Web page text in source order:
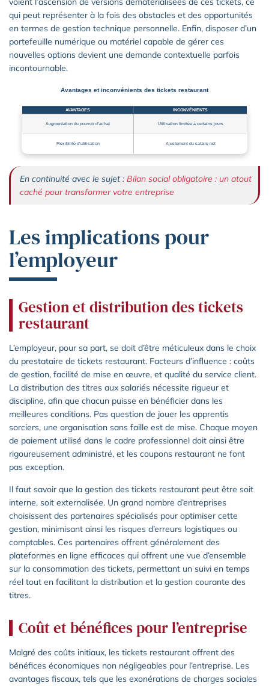
qui peut représenter à la fois des obstacles et des opportunités
en termes de gestion technique personnelle. Enfin, disposer d’un
portefeuille numérique ou matériel capable de gérer ces
nouvelles options devient une demande contextuelle parfois
incontournable.
Avantages et inconvénients des tickets restaurant
AVANTAGES INCONVÉNIENTS
Augmentation du pouvoir d’achat Utilisation limitée à certains jours
Flexibilité d’utilisation Ajustement du salaire net
En continuité avec le sujet : Bilan social obligatoire : un atout
caché pour transformer votre entreprise
Les implications pour
l’employeur
Gestion et distribution des tickets
restaurant
L’employeur, pour sa part, se doit d’être méticuleux dans le choix
du prestataire de tickets restaurant. Facteurs d’influence : coûts
de gestion, facilité de mise en œuvre, et qualité du service client.
La distribution des titres aux salariés nécessite rigueur et
discipline, afin que chacun puisse en bénéficier dans les
meilleures conditions. Pas question de jouer les apprentis
sorciers, une organisation sans faille est de mise. Chaque moyen
de paiement utilisé dans le cadre professionnel doit ainsi être
rigoureusement administré, et les coupons restaurant ne font
pas exception.
Il faut savoir que la gestion des tickets restaurant peut être soit
interne, soit externalisée. Un grand nombre d’entreprises
choisissent des partenaires spécialisés pour optimiser cette
gestion, minimisant ainsi les risques d’erreurs logistiques ou
comptables. Ces partenaires offrent généralement des
plateformes en ligne efficaces qui offrent une vue d’ensemble
sur la consommation des tickets, permettant un suivi en temps
réel tout en facilitant la distribution et la gestion courante des
titres.
Coût et bénéfices pour l’entreprise
Malgré des coûts initiaux, les tickets restaurant offrent des
bénéfices économiques non négligeables pour l’entreprise. Les
avantages fiscaux, tels que les exonérations de charges sociales